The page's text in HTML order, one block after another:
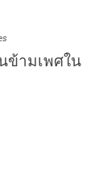
ข้ามเพศใน